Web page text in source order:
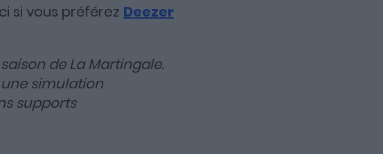
si vous préférez Deezer
de La Martingale.
simulation
supports